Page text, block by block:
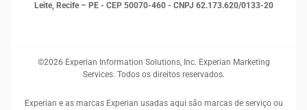
Leite, Recife – PE - CEP 50070-460 - CNPJ 62.173.620/0133-20
©2026 Experian Information Solutions, Inc. Experian Marketing
Services. Todos os direitos reservados.
Experian e as marcas Experian usadas aqui são marcas de serviço ou